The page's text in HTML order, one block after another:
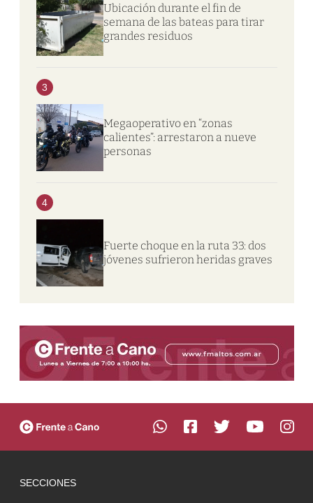
Ubicación durante el fin de
semana de las bateas para tirar
grandes residuos
3
Megaoperativo en “zonas
calientes”: arrestaron a nueve
personas
4
Fuerte choque en la ruta 33: dos
jóvenes sufrieron heridas graves
SECCIONES